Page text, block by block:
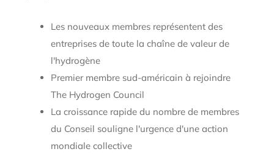
Les nouveaux membres représentent des
entreprises de toute la chaîne de valeur de
l'hydrogène
Premier membre sud-américain à rejoindre
The Hydrogen Council
La croissance rapide du nombre de membres
du Conseil souligne l'urgence d'une action
mondiale collective